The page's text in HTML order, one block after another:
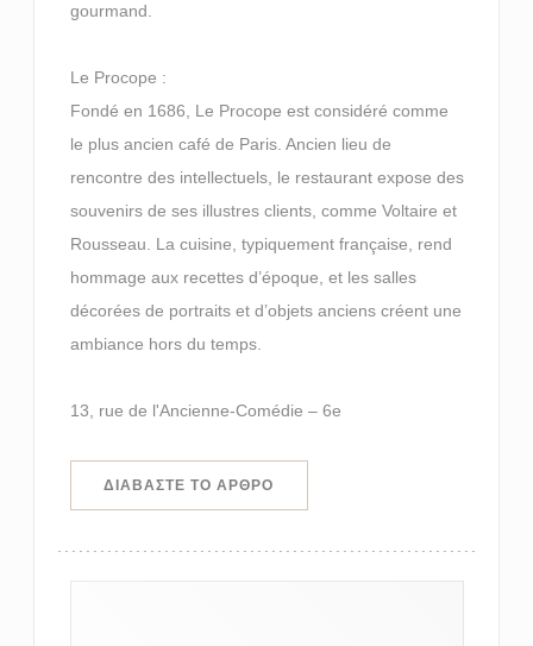
gourmand.
Le Procope :
Fondé en 1686, Le Procope est considéré comme
le plus ancien café de Paris. Ancien lieu de
rencontre des intellectuels, le restaurant expose des
souvenirs de ses illustres clients, comme Voltaire et
Rousseau. La cuisine, typiquement française, rend
hommage aux recettes d’époque, et les salles
décorées de portraits et d’objets anciens créent une
ambiance hors du temps.
13, rue de l'Ancienne-Comédie – 6e
ΔΙΑΒΆΣΤΕ ΤΟ ΆΡΘΡΟ